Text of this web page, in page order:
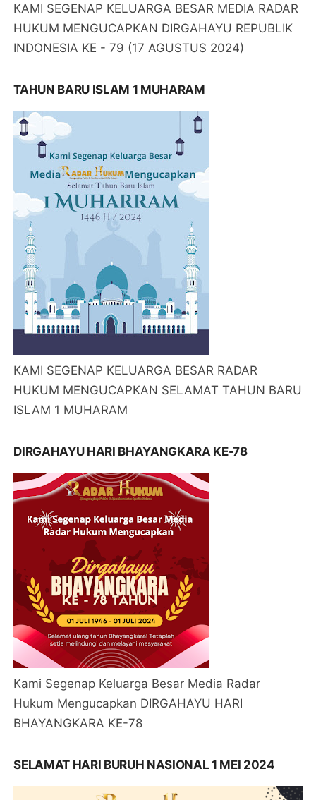
KAMI SEGENAP KELUARGA BESAR MEDIA RADAR
HUKUM MENGUCAPKAN DIRGAHAYU REPUBLIK
INDONESIA KE - 79 (17 AGUSTUS 2024)
TAHUN BARU ISLAM 1 MUHARAM
KAMI SEGENAP KELUARGA BESAR RADAR
HUKUM MENGUCAPKAN SELAMAT TAHUN BARU
ISLAM 1 MUHARAM
DIRGAHAYU HARI BHAYANGKARA KE-78
Kami Segenap Keluarga Besar Media Radar
Hukum Mengucapkan DIRGAHAYU HARI
BHAYANGKARA KE-78
SELAMAT HARI BURUH NASIONAL 1 MEI 2024